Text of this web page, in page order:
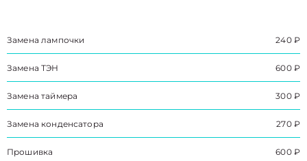
Замена лампочки 240 ₽
Замена ТЭН 600 ₽
Замена таймера 300 ₽
Замена конденсатора 270 ₽
Прошивка 600 ₽